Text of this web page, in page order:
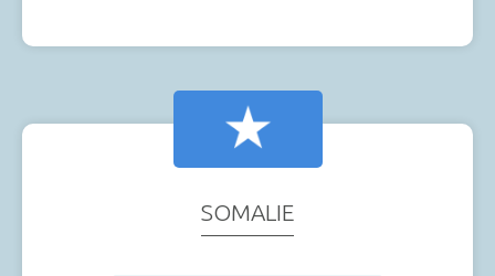
SOMALIE